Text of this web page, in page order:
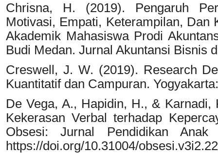
Chrisna, H. (2019). Pengaruh
Motivasi, Empati, Keterampilan, Dan
Akademik Mahasiswa Prodi
Budi Medan. Jurnal Akuntansi Bisnis
Creswell, J. W. (2019). Research
Kuantitatif dan Campuran.
De Vega, A., Hapidin, H., &
Kekerasan Verbal terhadap
Obsesi: Jurnal Pendidikan
https://doi.org/10.31004/